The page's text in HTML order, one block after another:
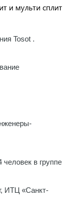
и мульти сплит
Tosot .
человек в группе
ИТЦ «Санкт-